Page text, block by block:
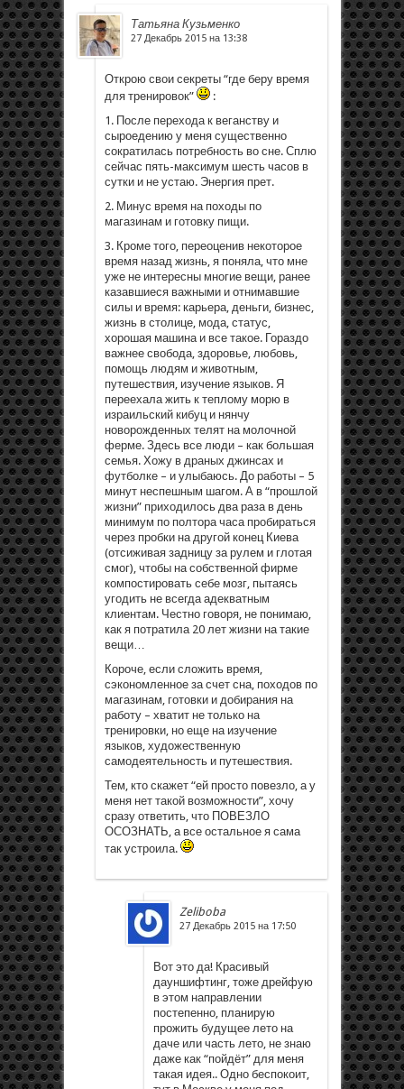
Татьяна Кузьменко
27 Декабрь 2015 на 13:38
Открою свои секреты “где беру время
для тренировок”
:
1. После перехода к веганству и
сыроедению у меня существенно
сократилась потребность во сне. Сплю
сейчас пять-максимум шесть часов в
сутки и не устаю. Энергия прет.
2. Минус время на походы по
магазинам и готовку пищи.
3. Кроме того, переоценив некоторое
время назад жизнь, я поняла, что мне
уже не интересны многие вещи, ранее
казавшиеся важными и отнимавшие
силы и время: карьера, деньги, бизнес,
жизнь в столице, мода, статус,
хорошая машина и все такое. Гораздо
важнее свобода, здоровье, любовь,
помощь людям и животным,
путешествия, изучение языков. Я
переехала жить к теплому морю в
израильский кибуц и нянчу
новорожденных телят на молочной
ферме. Здесь все люди – как большая
семья. Хожу в драных джинсах и
футболке – и улыбаюсь. До работы – 5
минут неспешным шагом. А в “прошлой
жизни” приходилось два раза в день
минимум по полтора часа пробираться
через пробки на другой конец Киева
(отсиживая задницу за рулем и глотая
смог), чтобы на собственной фирме
компостировать себе мозг, пытаясь
угодить не всегда адекватным
клиентам. Честно говоря, не понимаю,
как я потратила 20 лет жизни на такие
вещи…
Короче, если сложить время,
сэкономленное за счет сна, походов по
магазинам, готовки и добирания на
работу – хватит не только на
тренировки, но еще на изучение
языков, художественную
самодеятельность и путешествия.
Тем, кто скажет “ей просто повезло, а у
меня нет такой возможности”, хочу
сразу ответить, что ПОВЕЗЛО
ОСОЗНАТЬ, а все остальное я сама
так устроила.
Zeliboba
27 Декабрь 2015 на 17:50
Вот это да! Красивый
дауншифтинг, тоже дрейфую
в этом направлении
постепенно, планирую
прожить будущее лето на
даче или часть лето, не знаю
даже как “пойдёт” для меня
такая идея.. Одно беспокоит,